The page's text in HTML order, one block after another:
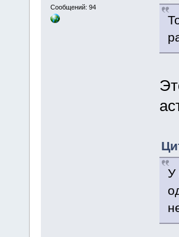
Сообщений: 94
У